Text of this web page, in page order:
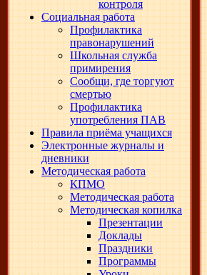
контроля
Социальная работа
Профилактика
правонарушений
Школьная служба
примирения
Сообщи, где торгуют
смертью
Профилактика
употребления ПАВ
Правила приёма учащихся
Электронные журналы и
дневники
Методическая работа
КПМО
Методическая работа
Методическая копилка
Презентации
Доклады
Праздники
Программы